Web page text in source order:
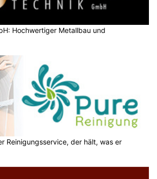
Hochwertiger Metallbau und
Reinigungsservice, der hält, was er